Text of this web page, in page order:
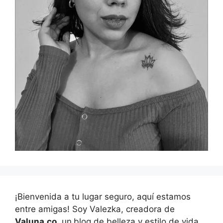
¡Bienvenida a tu lugar seguro, aquí estamos
entre amigas! Soy Valezka, creadora de